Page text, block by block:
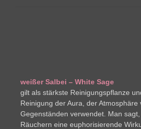
weißer Salbei – White Sage
gilt als stärkste Reinigungspflanze
Reinigung der Aura, der Atmosphäre
Gegenständen verwendet. Man
Räuchern eine euphorisierende